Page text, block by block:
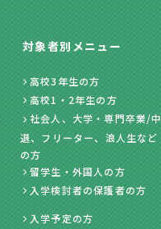
対象者別メニュー
高校3年生の方
高校1・2年生の方
社会人、大学・専門卒業/中
退、フリーター、浪人生など
の方
留学生・外国人の方
入学検討者の保護者の方
入学予定の方